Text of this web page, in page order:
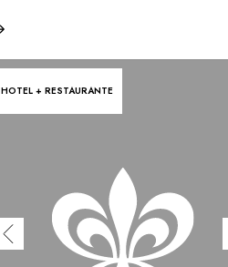
HOTEL + RESTAURANTE